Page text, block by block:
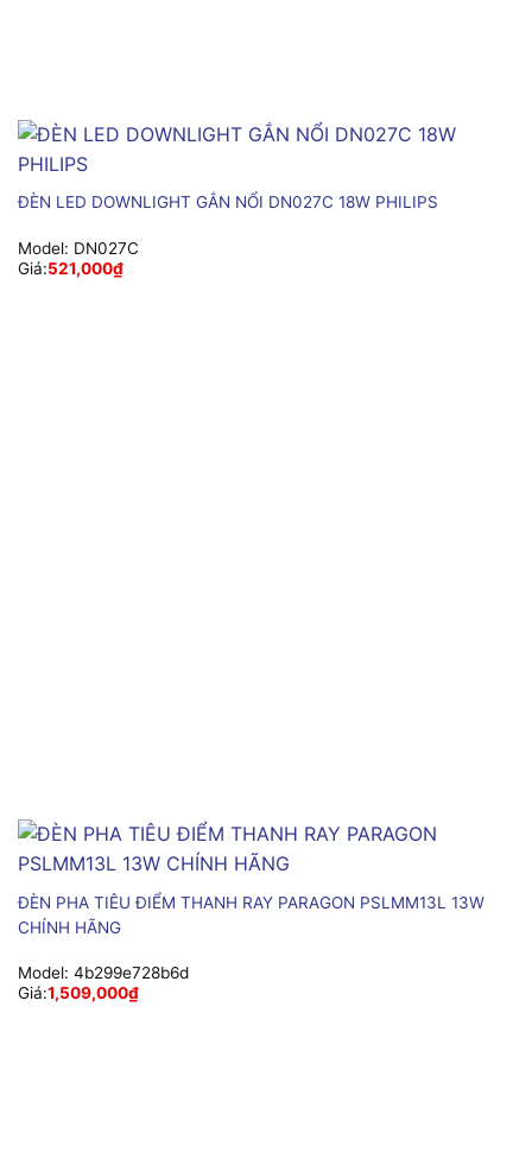
ĐÈN LED DOWNLIGHT GẮN NỔI DN027C 18W PHILIPS
Model: DN027C
Giá:521,000₫
ĐÈN PHA TIÊU ĐIỂM THANH RAY PARAGON PSLMM13L 13W
CHÍNH HÃNG
Model: 4b299e728b6d
Giá:1,509,000₫